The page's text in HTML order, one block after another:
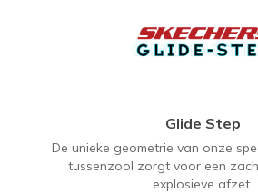
Glide Step
De unieke geometrie van onze
tussenzool zorgt voor een
explosieve afzet.